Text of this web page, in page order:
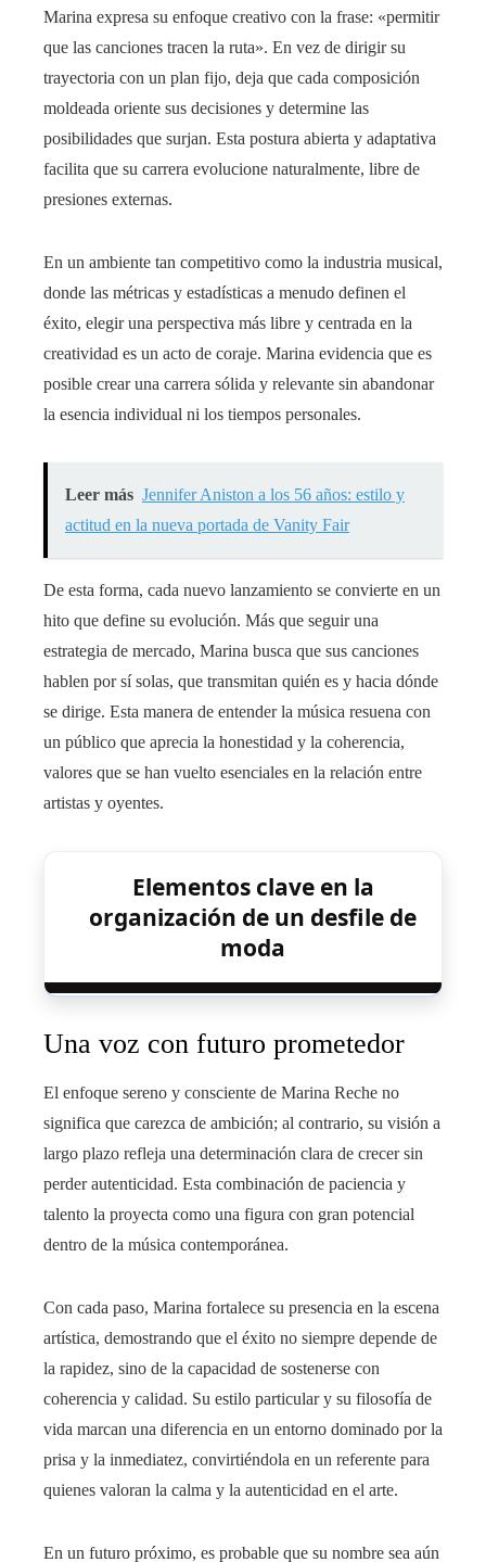
Marina expresa su enfoque creativo con la frase: «permitir
que las canciones tracen la ruta». En vez de dirigir su
trayectoria con un plan fijo, deja que cada composición
moldeada oriente sus decisiones y determine las
posibilidades que surjan. Esta postura abierta y adaptativa
facilita que su carrera evolucione naturalmente, libre de
presiones externas.
En un ambiente tan competitivo como la industria musical,
donde las métricas y estadísticas a menudo definen el
éxito, elegir una perspectiva más libre y centrada en la
creatividad es un acto de coraje. Marina evidencia que es
posible crear una carrera sólida y relevante sin abandonar
la esencia individual ni los tiempos personales.
Leer más Jennifer Aniston a los 56 años: estilo y
actitud en la nueva portada de Vanity Fair
De esta forma, cada nuevo lanzamiento se convierte en un
hito que define su evolución. Más que seguir una
estrategia de mercado, Marina busca que sus canciones
hablen por sí solas, que transmitan quién es y hacia dónde
se dirige. Esta manera de entender la música resuena con
un público que aprecia la honestidad y la coherencia,
valores que se han vuelto esenciales en la relación entre
artistas y oyentes.
Elementos clave en la
organización de un desfile de
moda
Una voz con futuro prometedor
El enfoque sereno y consciente de Marina Reche no
significa que carezca de ambición; al contrario, su visión a
largo plazo refleja una determinación clara de crecer sin
perder autenticidad. Esta combinación de paciencia y
talento la proyecta como una figura con gran potencial
dentro de la música contemporánea.
Con cada paso, Marina fortalece su presencia en la escena
artística, demostrando que el éxito no siempre depende de
la rapidez, sino de la capacidad de sostenerse con
coherencia y calidad. Su estilo particular y su filosofía de
vida marcan una diferencia en un entorno dominado por la
prisa y la inmediatez, convirtiéndola en un referente para
quienes valoran la calma y la autenticidad en el arte.
En un futuro próximo, es probable que su nombre sea aún